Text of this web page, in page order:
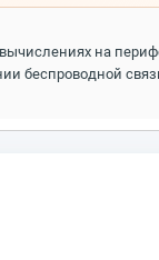
на
беспроводной